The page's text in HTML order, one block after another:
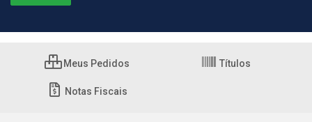
Meus Pedidos Títulos
Notas Fiscais